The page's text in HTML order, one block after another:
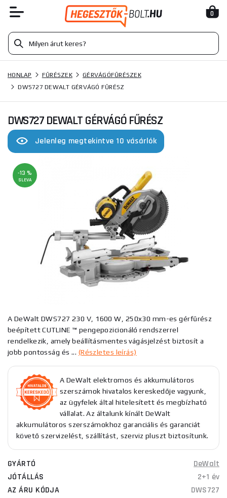
0
HONLAP FŰRÉSZEK
GÉRVÁGÓFŰRÉSZEK
DWS727 DEWALT GÉRVÁGÓ FŰRÉSZ
DWS727 DEWALT GÉRVÁGÓ FŰRÉSZ
Jelenleg megtekintve 10 vásárlók
-13 %
SLEVA
A DeWalt DWS727 230 V, 1600 W, 250x30 mm-es gérfűrész
beépített CUTLINE ™ pengepozicionáló rendszerrel
rendelkezik, amely beállításmentes vágásjelzést biztosít a
jobb pontosság és ... (Részletes leírás)
A DeWalt elektromos és akkumulátoros
szerszámok hivatalos kereskedője vagyunk,
az ügyfelek által hitelesített és megbízható
vállalat. Az általunk kínált DeWalt
akkumulátoros szerszámokhoz garanciális és garanciát
követő szervizelést, szállítást, szerviz pluszt biztosítunk.
GYÁRTÓ
DeWalt
JÓTÁLLÁS
2+1 év
AZ ÁRU KÓDJA
DWS727